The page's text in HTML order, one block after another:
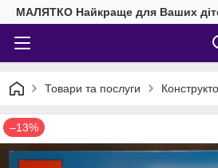
МАЛЯТКО Найкраще для Ваших
Товари та послуги
–13%